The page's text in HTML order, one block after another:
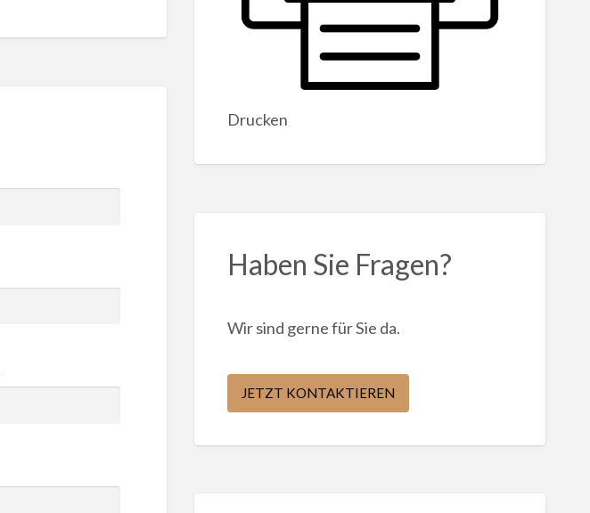
Drucken
Haben Sie Fragen?
Wir sind gerne für Sie da.
JETZT KONTAKTIEREN